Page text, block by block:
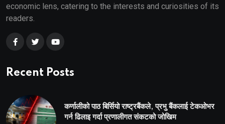
economic lens, catering to the interests and curiosities of its
readers.
Recent Posts
कर्णालीको पाठ बिर्सियो राष्ट्रबैंकले, प्रभु बैंकलाई टेकओभर
गर्न ढिलाइ गर्दा प्रणालीगत संकटको जोखिम